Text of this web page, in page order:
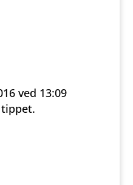
ved 13:09